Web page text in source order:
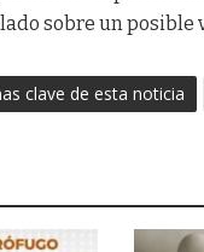
sobre un posible
clave de esta noticia